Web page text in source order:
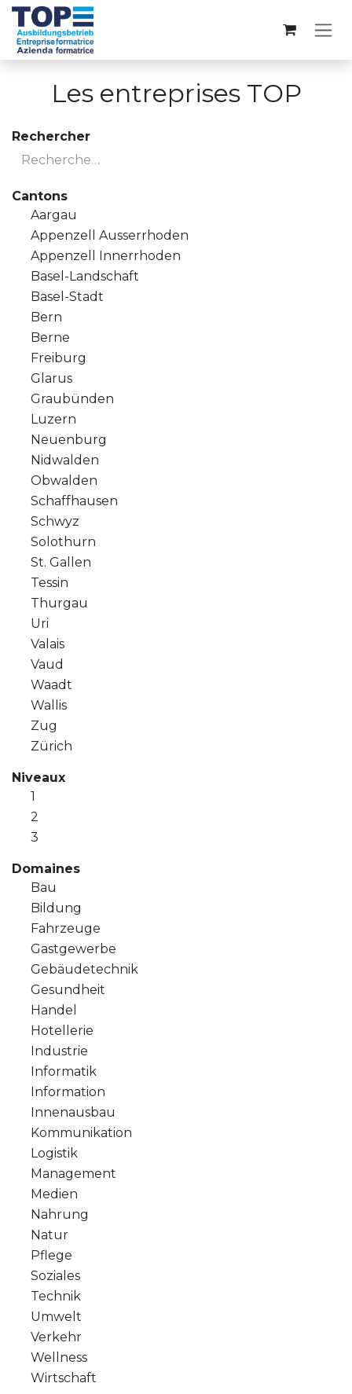
Se rendre au contenu
Les entreprises TOP
Rechercher
Cantons
Aargau
Appenzell Ausserrhoden
Appenzell Innerrhoden
Basel-Landschaft
Basel-Stadt
Bern
Berne
Freiburg
Glarus
Graubünden
Luzern
Neuenburg
Nidwalden
Obwalden
Schaffhausen
Schwyz
Solothurn
St. Gallen
Tessin
Thurgau
Uri
Valais
Vaud
Waadt
Wallis
Zug
Zürich
Niveaux
1
2
3
Domaines
Bau
Bildung
Fahrzeuge
Gastgewerbe
Gebäudetechnik
Gesundheit
Handel
Hotellerie
Industrie
Informatik
Information
Innenausbau
Kommunikation
Logistik
Management
Medien
Nahrung
Natur
Pflege
Soziales
Technik
Umwelt
Verkehr
Wellness
Wirtschaft